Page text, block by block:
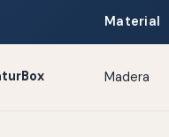
Material
Madera